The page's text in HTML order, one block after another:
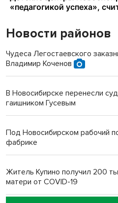
Новости районов
Чудеса Легостаевского
Владимир Коченов
В Новосибирске перенесли
гаишником Гусевым
Под Новосибирском рабочий
фабрике
Житель Купино получил 200
матери от COVID-19